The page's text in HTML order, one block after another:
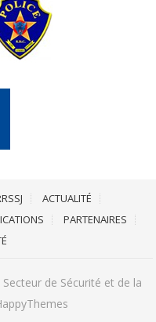
ACTUALITÉ
PARTENAIRES
de Sécurité et de la